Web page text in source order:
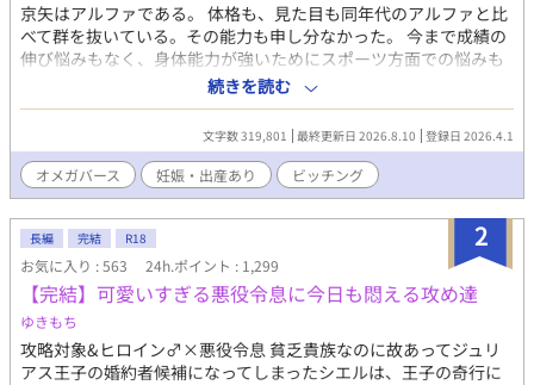
京矢はアルファである。 体格も、見た目も同年代のアルファと比
べて群を抜いている。その能力も申し分なかった。 今まで成績の
伸び悩みもなく、身体能力が強いためにスポーツ方面での悩みも
なく、順風満帆といえなくとも難なく人生を過ごしてきた。 しか
し、23歳の誕生日を迎えた日に事は起きた。 知人にはめられたこ
とで発情をした京也がたどりついた先には、発情をした別のアル
ファがいた。 そのアルファとの一夜の過ちで京也の生活は少しず
つと変わり、やがて想像もつかない事態へと変わっていくー
ー…… 攻撃的な元アルファ受け × 冷静沈着な貪欲攻め
※オメガバース設定です。 ※受けはアルファからオメガに性転換
します。 ※受けは妊娠します！！ ※そして誤字脱字が多いです！
続きを読む
文字数 319,801 最終更新日 2026.8.10 登録日 2026.4.1
オメガバース 妊娠・出産あり ビッチング
2
長編 完結 R18
お気に入り : 563 24h.ポイント : 1,299
【完結】可愛いすぎる悪役令息に今日も悶える攻め達
ゆきもち
攻略対象&ヒロイン♂×悪役令息 貧乏貴族なのに故あってジュリ
アス王子の婚約者候補になってしまったシエルは、王子の奇行に